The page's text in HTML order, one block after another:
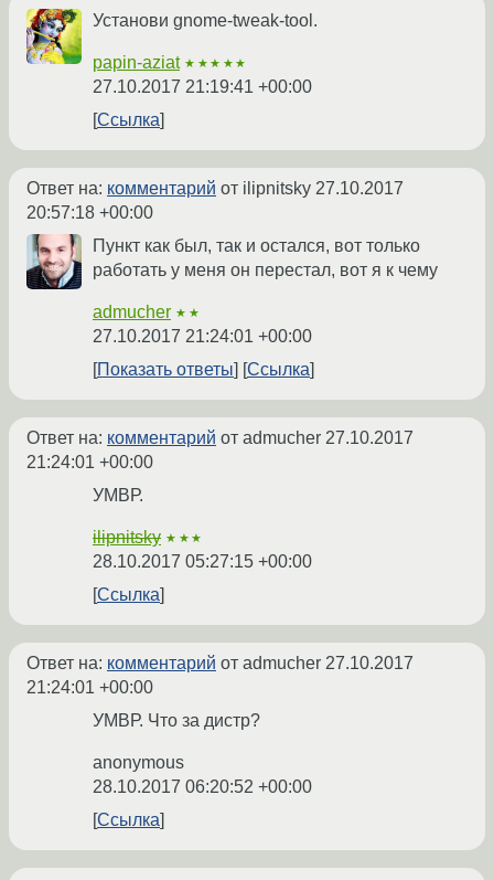
Установи gnome-tweak-tool.
papin-aziat ★★★★★
27.10.2017 21:19:41 +00:00
Ссылка
Ответ на: комментарий от ilipnitsky 27.10.2017
20:57:18 +00:00
Пункт как был, так и остался, вот только
работать у меня он перестал, вот я к чему
admucher ★★
27.10.2017 21:24:01 +00:00
Показать ответы
Ссылка
Ответ на: комментарий от admucher 27.10.2017
21:24:01 +00:00
УМВР.
ilipnitsky ★★★
28.10.2017 05:27:15 +00:00
Ссылка
Ответ на: комментарий от admucher 27.10.2017
21:24:01 +00:00
УМВР. Что за дистр?
anonymous
28.10.2017 06:20:52 +00:00
Ссылка